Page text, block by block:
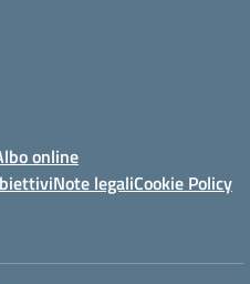
online
Note legaliCookie Policy